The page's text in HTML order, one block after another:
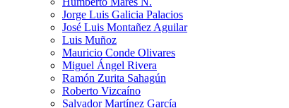
Jorge Luis Galicia Palacios
José Luis Montañez Aguilar
Luis Muñoz
Mauricio Conde Olivares
Miguel Ángel Rivera
Ramón Zurita Sahagún
Roberto Vizcaíno
Salvador Martínez García